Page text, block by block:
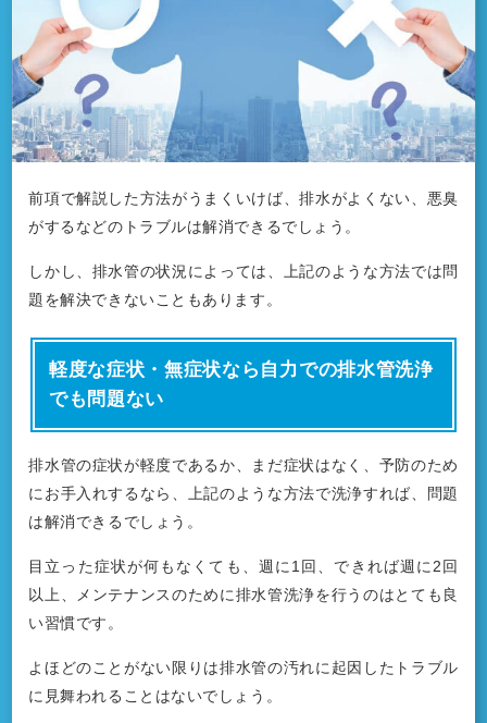
前項で解説した方法がうまくいけば、排水がよくない、悪臭
がするなどのトラブルは解消できるでしょう。
しかし、排水管の状況によっては、上記のような方法では問
題を解決できないこともあります。
軽度な症状・無症状なら自力での排水管洗浄
でも問題ない
排水管の症状が軽度であるか、まだ症状はなく、予防のため
にお手入れするなら、上記のような方法で洗浄すれば、問題
は解消できるでしょう。
目立った症状が何もなくても、週に1回、できれば週に2回
以上、メンテナンスのために排水管洗浄を行うのはとても良
い習慣です。
よほどのことがない限りは排水管の汚れに起因したトラブル
に見舞われることはないでしょう。